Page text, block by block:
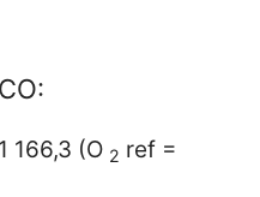
166,3 (O 2 ref =